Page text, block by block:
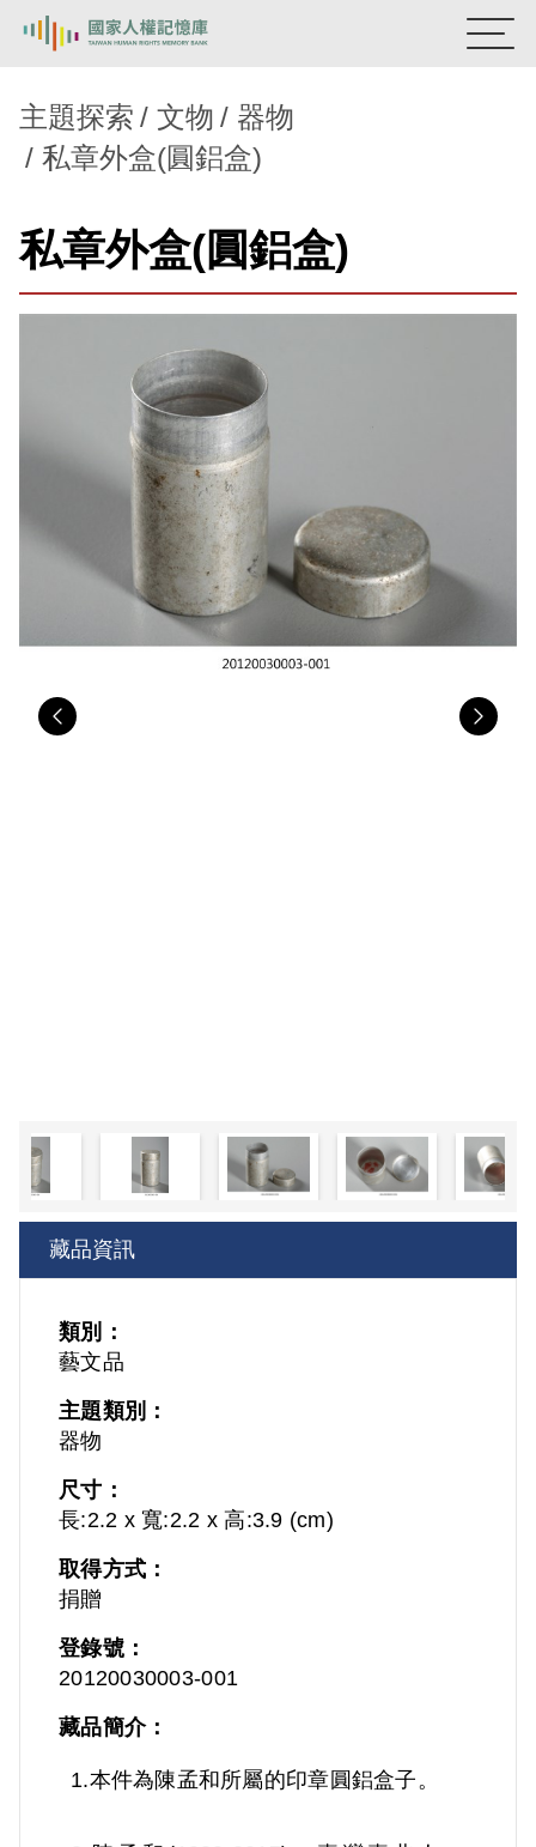
熱門關鍵字：陳孟和 李舜治
主題探索
背景知識
主題探索 文物
器物
私章外盒(圓鋁盒)
私章外盒(圓鋁盒)
藏品資訊
類別：
藝文品
主題類別：
器物
尺寸：
長:2.2 x 寬:2.2 x 高:3.9 (cm)
取得方式：
捐贈
登錄號：
20120030003-001
藏品簡介：
1.本件為陳孟和所屬的印章圓鋁盒子。